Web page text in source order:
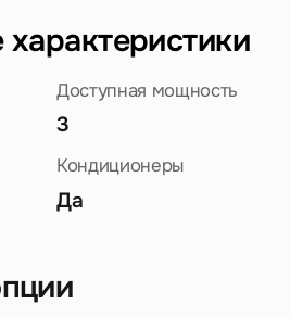
характеристики
Доступная мощность
3
Кондиционеры
Да